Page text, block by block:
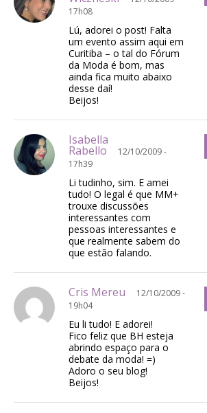
17h08
Lú, adorei o post! Falta
um evento assim aqui em
Curitiba – o tal do Fórum
da Moda é bom, mas
ainda fica muito abaixo
desse daí!
Beijos!
Isabella
Rabello
12/10/2009 -
17h39
Li tudinho, sim. E amei
tudo! O legal é que MM+
trouxe discussões
interessantes com
pessoas interessantes e
que realmente sabem do
que estão falando.
Cris Mereu
12/10/2009 -
19h04
Eu li tudo! E adorei!
Fico feliz que BH esteja
abrindo espaço para o
debate da moda! =)
Adoro o seu blog!
Beijos!